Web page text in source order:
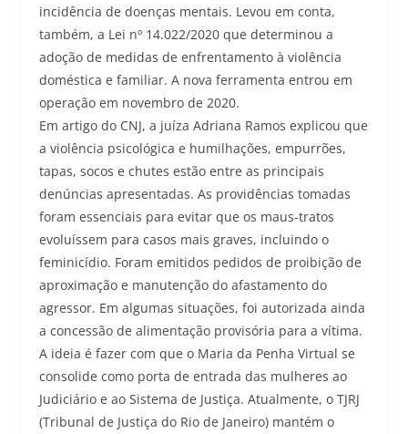
incidência de doenças mentais. Levou em conta,
também, a Lei nº 14.022/2020 que determinou a
adoção de medidas de enfrentamento à violência
doméstica e familiar. A nova ferramenta entrou em
operação em novembro de 2020.
Em artigo do CNJ, a juíza Adriana Ramos explicou que
a violência psicológica e humilhações, empurrões,
tapas, socos e chutes estão entre as principais
denúncias apresentadas. As providências tomadas
foram essenciais para evitar que os maus-tratos
evoluíssem para casos mais graves, incluindo o
feminicídio. Foram emitidos pedidos de proibição de
aproximação e manutenção do afastamento do
agressor. Em algumas situações, foi autorizada ainda
a concessão de alimentação provisória para a vítima.
A ideia é fazer com que o Maria da Penha Virtual se
consolide como porta de entrada das mulheres ao
Judiciário e ao Sistema de Justiça. Atualmente, o TJRJ
(Tribunal de Justiça do Rio de Janeiro) mantém o